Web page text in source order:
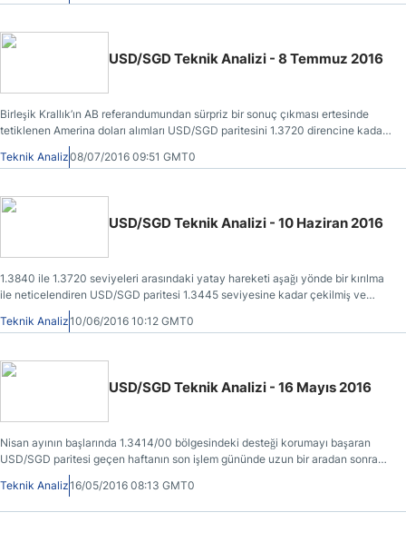
USD/SGD Teknik Analizi - 8 Temmuz 2016
Birleşik Krallık’ın AB referandumundan sürpriz bir sonuç çıkması ertesinde
tetiklenen Amerina doları alımları USD/SGD paritesini 1.3720 direncine kadar
ittirse de haberin hazmedilmeye başlaması ile birlikte genel satış baskısı
yeniden hissedilir hale gelmiştir.
Teknik Analiz08/07/2016 09:51 GMT0
USD/SGD Teknik Analizi - 10 Haziran 2016
1.3840 ile 1.3720 seviyeleri arasındaki yatay hareketi aşağı yönde bir kırılma
ile neticelendiren USD/SGD paritesi 1.3445 seviyesine kadar çekilmiş ve
buradan yukarı yönde bir hareket başlatmıştır.
Teknik Analiz10/06/2016 10:12 GMT0
USD/SGD Teknik Analizi - 16 Mayıs 2016
Nisan ayının başlarında 1.3414/00 bölgesindeki desteği korumayı başaran
USD/SGD paritesi geçen haftanın son işlem gününde uzun bir aradan sonra
ilk kez kritik 1.3742/20 bölgesine geri dönmüştür.
Teknik Analiz16/05/2016 08:13 GMT0